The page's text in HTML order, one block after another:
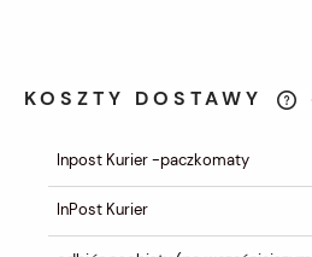
KOSZTY DOSTAWY
Inpost Kurier -paczkomaty
InPost Kurier